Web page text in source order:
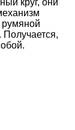
румяной
Получается,